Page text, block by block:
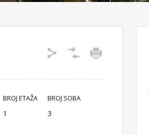
BROJ ETAŽA
1
BROJ SOBA
3